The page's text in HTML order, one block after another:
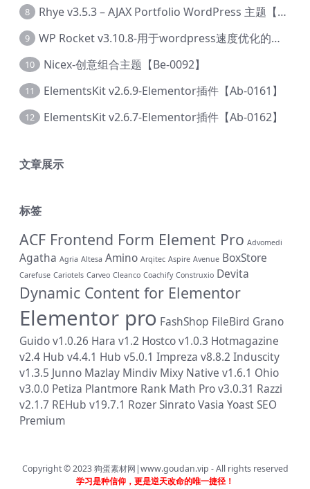
8 Rhye v3.5.3 – AJAX Portfolio WordPress 主题【Bi-0049】
9 WP Rocket v3.10.8-用于wordpress速度优化的缓存加速插件【Cd-0019】
10 Nicex-创意组合主题【Be-0092】
11 ElementsKit v2.6.9-Elementor插件【Ab-0161】
12 ElementsKit v2.6.7-Elementor插件【Ab-0162】
文章展示
标签
ACF Frontend Form Element Pro Advomedi
Agatha Agria Altesa Amino Arqitec Aspire Avenue BoxStore
Carefuse Cariotels Carveo Cleanco Coachify Construxio Devita
Dynamic Content for Elementor
Elementor pro FashShop FileBird Grano
Guido v1.0.26 Hara v1.2 Hostco v1.0.3 Hotmagazine
v2.4 Hub v4.4.1 Hub v5.0.1 Impreza v8.8.2 Induscity
v1.3.5 Junno Mazlay Mindiv Mixy Native v1.6.1 Ohio
v3.0.0 Petiza Plantmore Rank Math Pro v3.0.31 Razzi
v2.1.7 REHub v19.7.1 RozerSinratoVasia Yoast SEO
Premium
Copyright © 2023狗蛋素材网|www.goudan.vip - All rights reserved
学习是种信仰，更是逆天改命的唯一捷径！